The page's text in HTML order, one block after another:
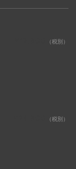
（税別）
（税別）